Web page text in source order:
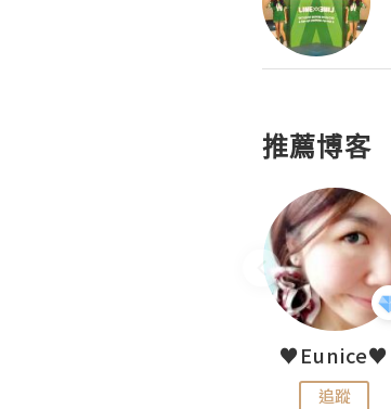
推薦博客
♥Eunice♥
追蹤